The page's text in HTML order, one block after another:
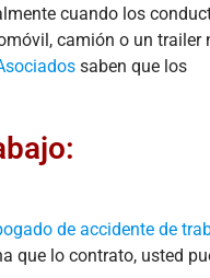
cuando los
camión o un trailer
saben que los
de accidente de
que lo contrato, usted